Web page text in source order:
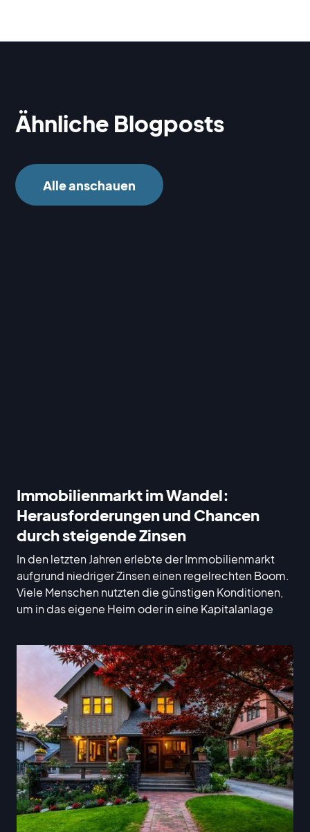
Ähnliche Blogposts
Alle anschauen
Immobilienmarkt im Wandel:
Herausforderungen und Chancen
durch steigende Zinsen
In den letzten Jahren erlebte der Immobilienmarkt
aufgrund niedriger Zinsen einen regelrechten Boom.
Viele Menschen nutzten die günstigen Konditionen,
um in das eigene Heim oder in eine Kapitalanlage